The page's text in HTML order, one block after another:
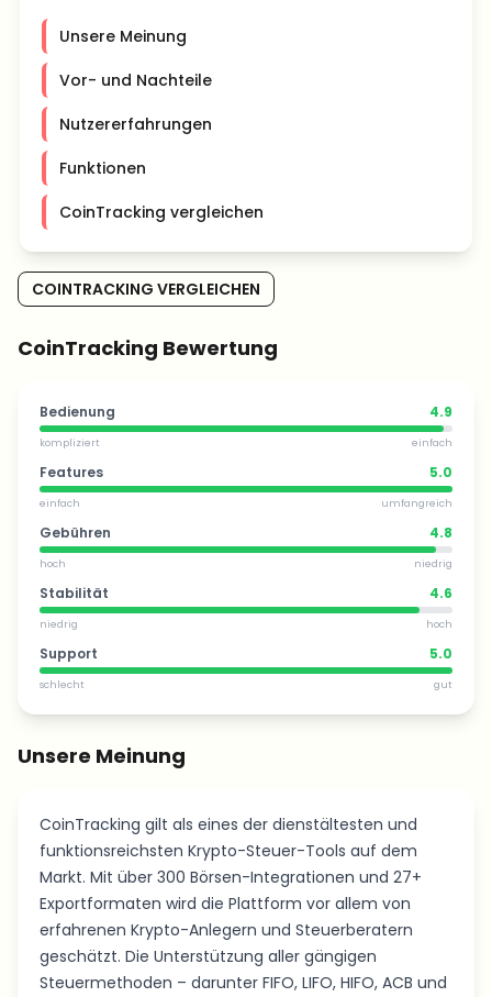
Unsere Meinung
Vor- und Nachteile
Nutzererfahrungen
Funktionen
CoinTracking vergleichen
COINTRACKING VERGLEICHEN
CoinTracking Bewertung
Bedienung 4.9
kompliziert einfach
Features 5.0
einfach umfangreich
Gebühren 4.8
hoch niedrig
Stabilität 4.6
niedrig hoch
Support 5.0
schlecht gut
Unsere Meinung
CoinTracking gilt als eines der dienstältesten und
funktionsreichsten Krypto-Steuer-Tools auf dem
Markt. Mit über 300 Börsen-Integrationen und 27+
Exportformaten wird die Plattform vor allem von
erfahrenen Krypto-Anlegern und Steuerberatern
geschätzt. Die Unterstützung aller gängigen
Steuermethoden – darunter FIFO, LIFO, HIFO, ACB und